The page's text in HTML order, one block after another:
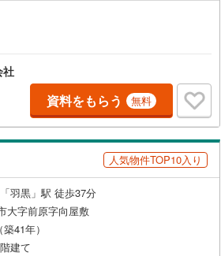
社
資料をもらう 無料
人気物件TOP10入り
羽黒」駅 徒歩37分
大字前原字向屋敷
41年）
建て